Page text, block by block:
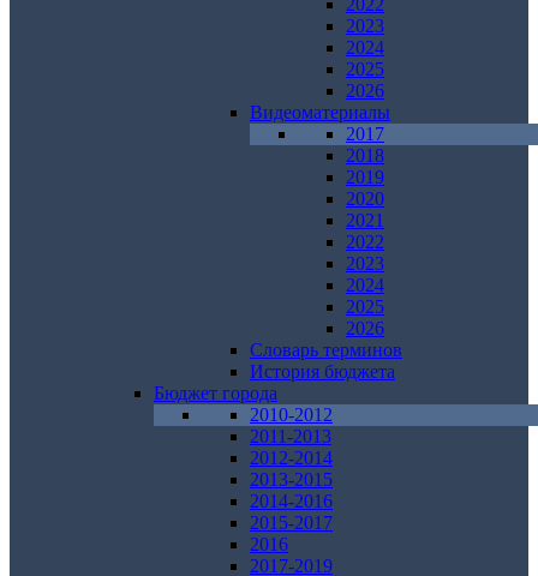
2022
2023
2024
2025
2026
Видеоматериалы
2017
2018
2019
2020
2021
2022
2023
2024
2025
2026
Словарь терминов
История бюджета
Бюджет города
2010-2012
2011-2013
2012-2014
2013-2015
2014-2016
2015-2017
2016
2017-2019